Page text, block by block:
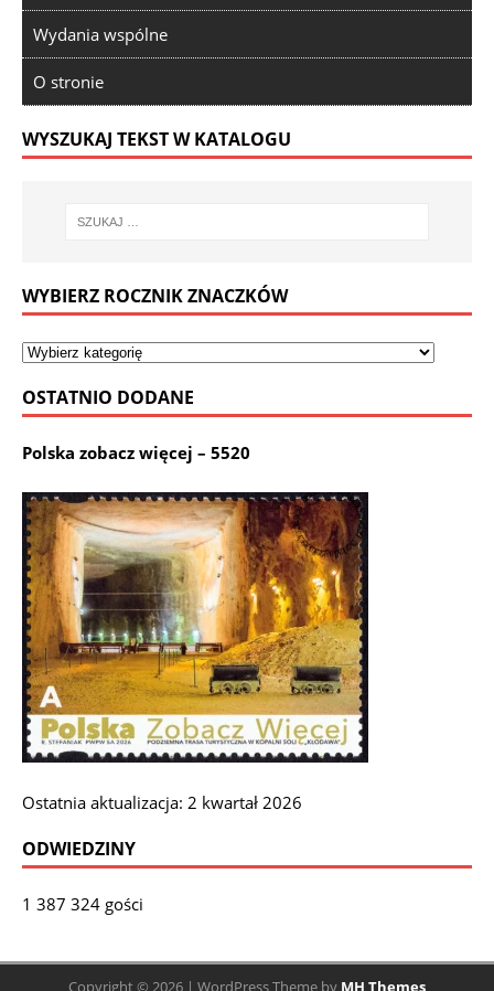
Wydania wspólne
O stronie
WYSZUKAJ TEKST W KATALOGU
WYBIERZ ROCZNIK ZNACZKÓW
OSTATNIO DODANE
Polska zobacz więcej – 5520
Ostatnia aktualizacja: 2 kwartał 2026
ODWIEDZINY
1 387 324 gości